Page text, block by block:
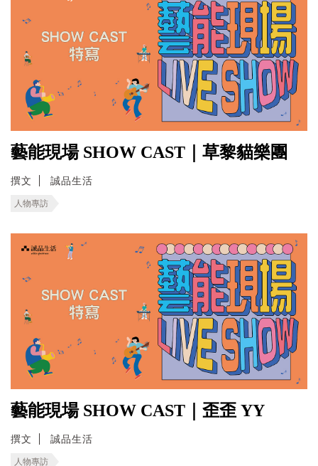
藝能現場 SHOW CAST｜草黎貓樂團
撰文 誠品生活
人物專訪
藝能現場 SHOW CAST｜歪歪 YY
撰文 誠品生活
人物專訪